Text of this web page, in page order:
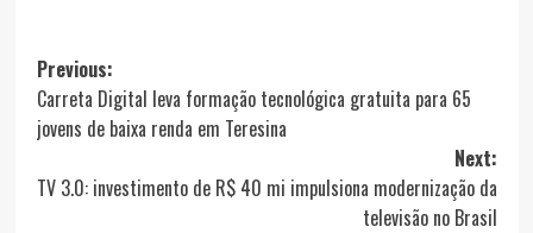
Post
navigation
Previous:
Carreta Digital leva formação tecnológica gratuita para 65
jovens de baixa renda em Teresina
Next:
TV 3.0: investimento de R$ 40 mi impulsiona modernização da
televisão no Brasil